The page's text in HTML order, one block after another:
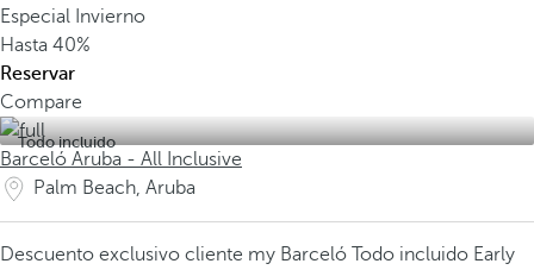
Especial Invierno
Hasta 40%
Reservar
Compare
Todo incluido
Barceló Aruba - All Inclusive
Palm Beach, Aruba
Descuento exclusivo cliente my Barceló Todo incluido Early